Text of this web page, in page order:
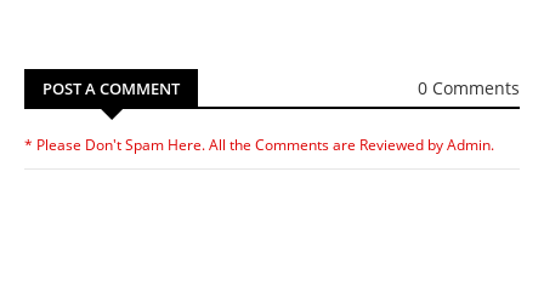
POST A COMMENT 0 Comments
* Please Don't Spam Here. All the Comments are Reviewed by Admin.